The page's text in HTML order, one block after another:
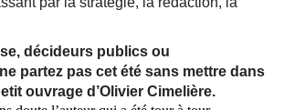
décideurs publics ou
partez pas cet été sans mettre dans
ouvrage d’Olivier Cimelière.